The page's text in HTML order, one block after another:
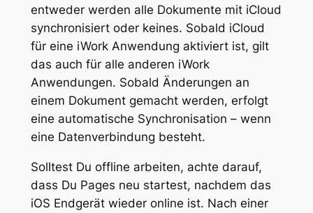
entweder werden alle Dokumente mit iCloud
synchronisiert oder keines. Sobald iCloud
für eine iWork Anwendung aktiviert ist, gilt
das auch für alle anderen iWork
Anwendungen. Sobald Änderungen an
einem Dokument gemacht werden, erfolgt
eine automatische Synchronisation – wenn
eine Datenverbindung besteht.
Solltest Du offline arbeiten, achte darauf,
dass Du Pages neu startest, nachdem das
iOS Endgerät wieder online ist. Nach einer